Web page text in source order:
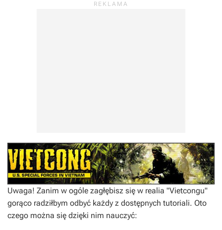
Uwaga! Zanim w ogóle zagłębisz się w realia "Vietcongu"
gorąco radziłbym odbyć każdy z dostępnych tutoriali. Oto
czego można się dzięki nim nauczyć: